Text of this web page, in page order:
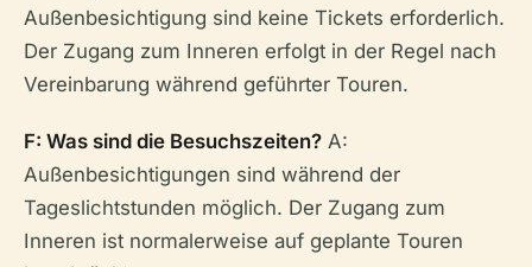
Außenbesichtigung sind keine Tickets erforderlich.
Der Zugang zum Inneren erfolgt in der Regel nach
Vereinbarung während geführter Touren.
F: Was sind die Besuchszeiten? A:
Außenbesichtigungen sind während der
Tageslichtstunden möglich. Der Zugang zum
Inneren ist normalerweise auf geplante Touren